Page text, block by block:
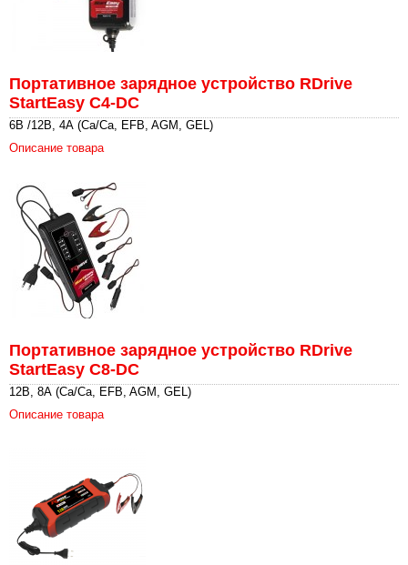
Портативное зарядное устройство RDrive
StartEasy C4-DC
6В /12В, 4А (Ca/Ca, EFB, AGM, GEL)
Описание товара
Портативное зарядное устройство RDrive
StartEasy C8-DC
12В, 8А (Ca/Ca, EFB, AGM, GEL)
Описание товара